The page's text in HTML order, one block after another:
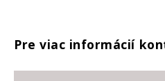
Pre viac informácií